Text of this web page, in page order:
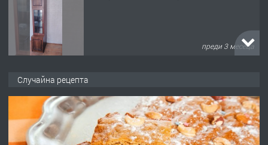
преди 3 месеца
преди 10 месеца
Случайна рецепта